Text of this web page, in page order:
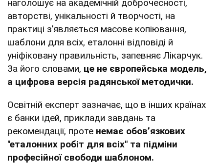
наголошує на академічній доброчесності,
авторстві, унікальності й творчості, на
практиці зʼявляється масове копіювання,
шаблони для всіх, еталонні відповіді й
уніфіковану правильність, запевняє Лікарчук.
За його словами, це не європейська модель,
а цифрова версія радянської методички.
Освітній експерт зазначає, що в інших країнах
є банки ідей, приклади завдань та
рекомендації, проте немає обовʼязкових
"еталонних робіт для всіх" та підміни
професійної свободи шаблоном.